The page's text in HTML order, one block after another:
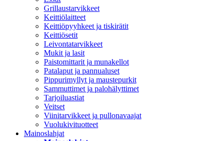
Grillaustarvikkeet
Keittiölaitteet
Keittiöpyyhkeet ja tiskirätit
Keittiösetit
Leivontatarvikkeet
Mukit ja lasit
Paistomittarit ja munakellot
Patalaput ja pannualuset
Pippurimyllyt ja maustepurkit
Sammuttimet ja palohälyttimet
Tarjoiluastiat
Veitset
Viinitarvikkeet ja pullonavaajat
Vuolukivituotteet
Mainoslahjat